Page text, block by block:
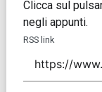
Clicca sul
negli appunti.
RSS link